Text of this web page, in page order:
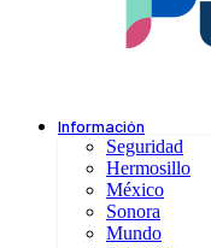
Información
Seguridad
Hermosillo
México
Sonora
Mundo